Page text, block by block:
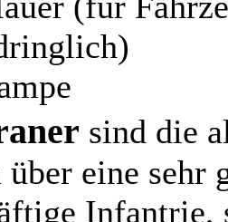
sind die
eine sehr
Infantrie,